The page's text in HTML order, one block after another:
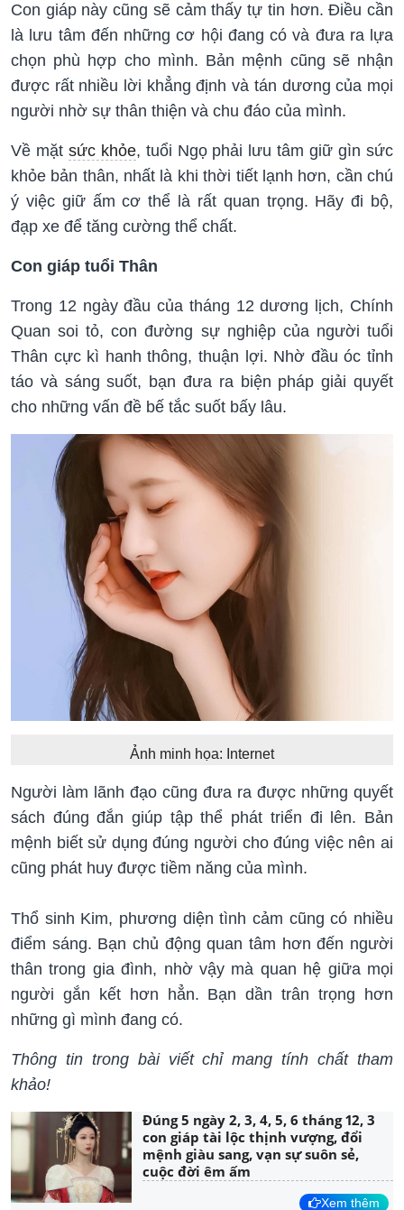
Con giáp này cũng sẽ cảm thấy tự tin hơn. Điều cần
là lưu tâm đến những cơ hội đang có và đưa ra lựa
chọn phù hợp cho mình. Bản mệnh cũng sẽ nhận
được rất nhiều lời khẳng định và tán dương của mọi
người nhờ sự thân thiện và chu đáo của mình.
Về mặt sức khỏe, tuổi Ngọ phải lưu tâm giữ gìn sức
khỏe bản thân, nhất là khi thời tiết lạnh hơn, cần chú
ý việc giữ ấm cơ thể là rất quan trọng. Hãy đi bộ,
đạp xe để tăng cường thể chất.
Con giáp tuổi Thân
Trong 12 ngày đầu của tháng 12 dương lịch, Chính
Quan soi tỏ, con đường sự nghiệp của người tuổi
Thân cực kì hanh thông, thuận lợi. Nhờ đầu óc tỉnh
táo và sáng suốt, bạn đưa ra biện pháp giải quyết
cho những vấn đề bế tắc suốt bấy lâu.
Ảnh minh họa: Internet
Người làm lãnh đạo cũng đưa ra được những quyết
sách đúng đắn giúp tập thể phát triển đi lên. Bản
mệnh biết sử dụng đúng người cho đúng việc nên ai
cũng phát huy được tiềm năng của mình.
Thổ sinh Kim, phương diện tình cảm cũng có nhiều
điểm sáng. Bạn chủ động quan tâm hơn đến người
thân trong gia đình, nhờ vậy mà quan hệ giữa mọi
người gắn kết hơn hẳn. Bạn dần trân trọng hơn
những gì mình đang có.
Thông tin trong bài viết chỉ mang tính chất tham
khảo!
Đúng 5 ngày 2, 3, 4, 5, 6 tháng 12, 3
con giáp tài lộc thịnh vượng, đổi
mệnh giàu sang, vạn sự suôn sẻ,
cuộc đời êm ấm
Xem thêm